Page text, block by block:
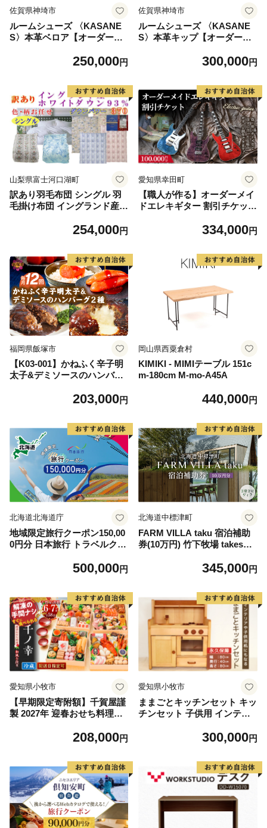
佐賀県神埼市
ルームシューズ 〈KASANE
S〉本革ベロア【オーダーメ
界でひとつ 手作り】(H08710
250,000円
佐賀県神埼市
ルームシューズ 〈KASANE
S〉本革キップ【オーダーメ
界でひとつ 手作り】(H08710
300,000円
山梨県富士河口湖町
訳あり羽毛布団 シングル 羽
毛掛け布団 イングランド産ホ
ん 羽毛掛けふとん 立体ダウ
用羽毛布団 訳アリ【BE105】
ふるさと納税羽毛布団 日本製
羽毛布団 国内製造羽毛布団
都留市羽毛布団 国内生産羽毛
布団 国内製造羽毛布団 ふか
ふか羽毛布団 あったか羽毛布
団 日本製羽毛掛け布団
254,000円
愛知県幸田町
【職人が作る】オーダーメイ
ドエレキギター 割引チケット
スタム チケット334,000円
福岡県飯塚市
【K03-001】かねふく辛子明
太子&デミソースのハンバー
203,000円
岡山県西粟倉村
KIMIKI - MIMIテーブル 151c
m-180cm M-mo-A45A
440,000円
北海道北海道庁
地域限定旅行クーポン150,00
0円分 日本旅行 トラベルクー
券 ホテル 観光 旅行 旅行券
ル 夫婦 親子 北海道旅行 F6S-
143
500,000円
北海道中標津町
FARM VILLA taku 宿泊補助
券(10万円) 竹下牧場 takeshit
345,000円
愛知県小牧市
【早期限定寄附額】千賀屋謹
製 2027年 迎春おせち料理
人前 全58品 冷蔵 おせち 2027
ち 人気 新春
208,000円
愛知県小牧市
ままごとキッチンセット キッ
チンセット 子供用 インテリ
子松 オイル仕上げ 台所 おも
300,000円